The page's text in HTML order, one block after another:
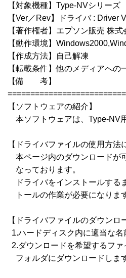
【対象機種】Type-NVシリーズ
【Ver／Rev】ドライバ : Driver
【著作権者】エプソン販売 株式
【動作環境】
【作成方法】自己解凍
【転載条件】他のメディアへの
【備　　考】
【ソフトウェアの紹介】
本ソフトウェアは、Type-NV
【ドライバファイルの使用方法
本ページ内のダウンロードが
なっております。
ドライバをインストールする
トールの作業が必要になりま
【ドライバファイルのダウンロ
1.ハードディスク内に適当な
2.ダウンロードを希望するフ
フォルダにダウンロードしま